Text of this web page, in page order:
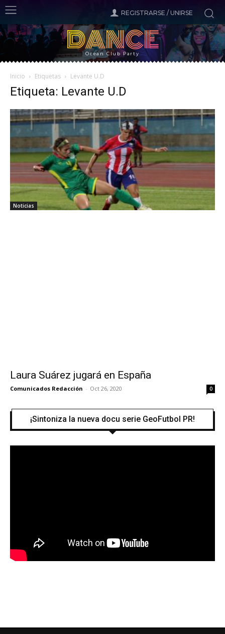
REGISTRARSE / UNIRSE
DANCE
Ocean Club Party
Inicio Etiquetas Levante U.D
Etiqueta: Levante U.D
Noticias
Laura Suárez jugará en España
Comunicados Redacción - Oct 26, 2020 0
¡Sintoniza la nueva docu serie GeoFutbol PR!